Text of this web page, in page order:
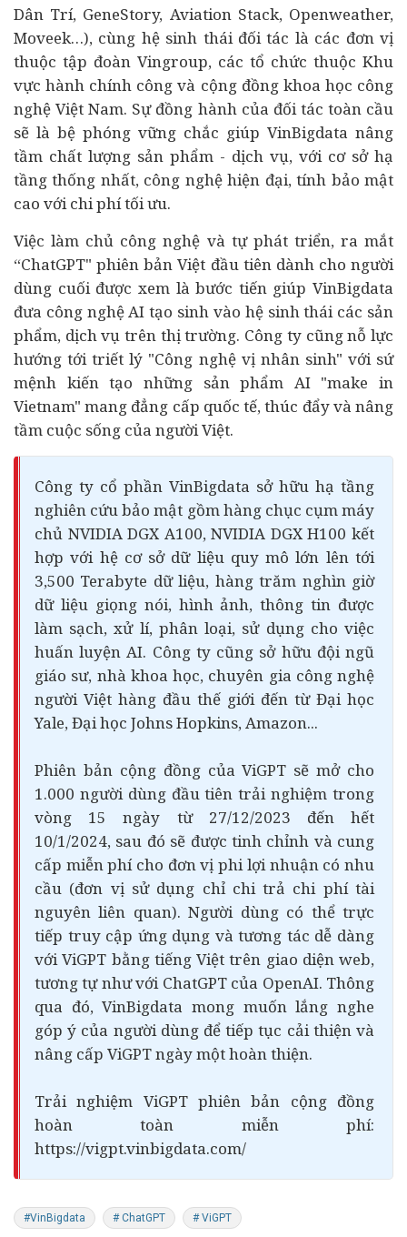
Dân Trí, GeneStory, Aviation Stack, Openweather,
Moveek…), cùng hệ sinh thái đối tác là các đơn vị
thuộc tập đoàn Vingroup, các tổ chức thuộc Khu
vực hành chính công và cộng đồng khoa học công
nghệ Việt Nam. Sự đồng hành của đối tác toàn cầu
sẽ là bệ phóng vững chắc giúp VinBigdata nâng
tầm chất lượng sản phẩm - dịch vụ, với cơ sở hạ
tầng thống nhất, công nghệ hiện đại, tính bảo mật
cao với chi phí tối ưu.
Việc làm chủ công nghệ và tự phát triển, ra mắt
“ChatGPT" phiên bản Việt đầu tiên dành cho người
dùng cuối được xem là bước tiến giúp VinBigdata
đưa công nghệ AI tạo sinh vào hệ sinh thái các sản
phẩm, dịch vụ trên thị trường. Công ty cũng nỗ lực
hướng tới triết lý "Công nghệ vị nhân sinh" với sứ
mệnh kiến tạo những sản phẩm AI "make in
Vietnam" mang đẳng cấp quốc tế, thúc đẩy và nâng
tầm cuộc sống của người Việt.
Công ty cổ phần VinBigdata sở hữu hạ tầng
nghiên cứu bảo mật gồm hàng chục cụm máy
chủ NVIDIA DGX A100, NVIDIA DGX H100 kết
hợp với hệ cơ sở dữ liệu quy mô lớn lên tới
3,500 Terabyte dữ liệu, hàng trăm nghìn giờ
dữ liệu giọng nói, hình ảnh, thông tin được
làm sạch, xử lí, phân loại, sử dụng cho việc
huấn luyện AI. Công ty cũng sở hữu đội ngũ
giáo sư, nhà khoa học, chuyên gia công nghệ
người Việt hàng đầu thế giới đến từ Đại học
Yale, Đại học Johns Hopkins, Amazon...
Phiên bản cộng đồng của ViGPT sẽ mở cho
1.000 người dùng đầu tiên trải nghiệm trong
vòng 15 ngày từ 27/12/2023 đến hết
10/1/2024, sau đó sẽ được tinh chỉnh và cung
cấp miễn phí cho đơn vị phi lợi nhuận có nhu
cầu (đơn vị sử dụng chỉ chi trả chi phí tài
nguyên liên quan). Người dùng có thể trực
tiếp truy cập ứng dụng và tương tác dễ dàng
với ViGPT bằng tiếng Việt trên giao diện web,
tương tự như với ChatGPT của OpenAI. Thông
qua đó, VinBigdata mong muốn lắng nghe
góp ý của người dùng để tiếp tục cải thiện và
nâng cấp ViGPT ngày một hoàn thiện.
Trải nghiệm ViGPT phiên bản cộng đồng
hoàn toàn miễn phí:
https://vigpt.vinbigdata.com/
#VinBigdata # ChatGPT # ViGPT